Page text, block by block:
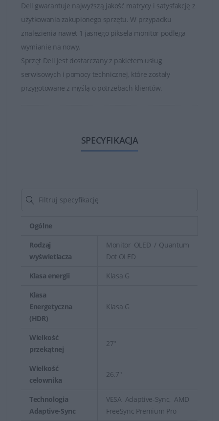
Dell gwarantuje najwyższą jakość matrycy i satysfakcję z
użytkowania zakupionego sprzętu. W przypadku
znalezienia nawet 1 jasnego piksela monitor podlega
wymianie na nowy.
Sprzęt Dell jest dostarczany z pakietem usług
serwisowych i pomocy technicznej, które zostały
przygotowane z myślą o potrzebach klientów.
SPECYFIKACJA
Ogólne
Rodzaj
wyświetlacza
Monitor OLED / Quantum
Dot OLED
Klasa energii Klasa G
Klasa
Energetyczna
(HDR)
Klasa G
Wielkość
przekątnej
27"
Wielkość
celownika
26.7"
Technologia
Adaptive-Sync
VESA Adaptive-Sync, AMD
FreeSync Premium Pro